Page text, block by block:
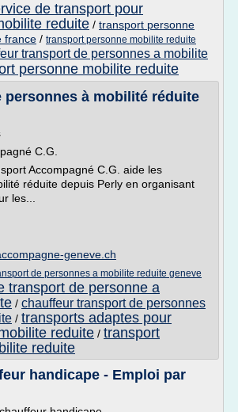
de transport pour
reduite / transport personne
france / transport personne mobilite reduite
transport de personnes a mobilite
personne mobilite reduite
personnes à mobilité réduite
C.G.
Accompagné C.G. aide les
réduite depuis Perly en organisant
les...
geneve.ch
de personnes a mobilite reduite geneve
transport de personne a
/ chauffeur transport de personnes
/ transports adaptes pour
reduite / transport
reduite
handicape - Emploi par